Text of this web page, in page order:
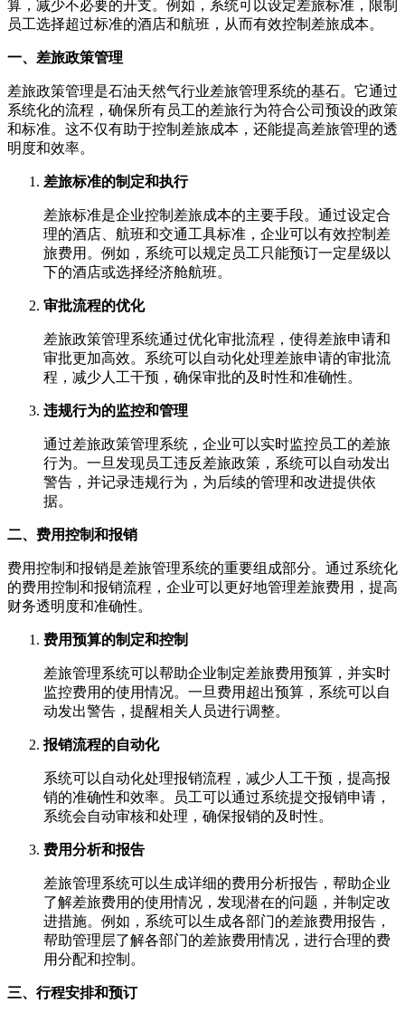
算，减少不必要的开支。例如，系统可以设定差旅标准，限制
员工选择超过标准的酒店和航班，从而有效控制差旅成本。
一、差旅政策管理
差旅政策管理是石油天然气行业差旅管理系统的基石。它通过
系统化的流程，确保所有员工的差旅行为符合公司预设的政策
和标准。这不仅有助于控制差旅成本，还能提高差旅管理的透
明度和效率。
差旅标准的制定和执行
差旅标准是企业控制差旅成本的主要手段。通过设定合
理的酒店、航班和交通工具标准，企业可以有效控制差
旅费用。例如，系统可以规定员工只能预订一定星级以
下的酒店或选择经济舱航班。
审批流程的优化
差旅政策管理系统通过优化审批流程，使得差旅申请和
审批更加高效。系统可以自动化处理差旅申请的审批流
程，减少人工干预，确保审批的及时性和准确性。
违规行为的监控和管理
通过差旅政策管理系统，企业可以实时监控员工的差旅
行为。一旦发现员工违反差旅政策，系统可以自动发出
警告，并记录违规行为，为后续的管理和改进提供依
据。
二、费用控制和报销
费用控制和报销是差旅管理系统的重要组成部分。通过系统化
的费用控制和报销流程，企业可以更好地管理差旅费用，提高
财务透明度和准确性。
费用预算的制定和控制
差旅管理系统可以帮助企业制定差旅费用预算，并实时
监控费用的使用情况。一旦费用超出预算，系统可以自
动发出警告，提醒相关人员进行调整。
报销流程的自动化
系统可以自动化处理报销流程，减少人工干预，提高报
销的准确性和效率。员工可以通过系统提交报销申请，
系统会自动审核和处理，确保报销的及时性。
费用分析和报告
差旅管理系统可以生成详细的费用分析报告，帮助企业
了解差旅费用的使用情况，发现潜在的问题，并制定改
进措施。例如，系统可以生成各部门的差旅费用报告，
帮助管理层了解各部门的差旅费用情况，进行合理的费
用分配和控制。
三、行程安排和预订